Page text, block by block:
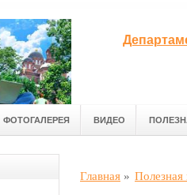
ФОТОГАЛЕРЕЯ ВИДЕО
Главная »